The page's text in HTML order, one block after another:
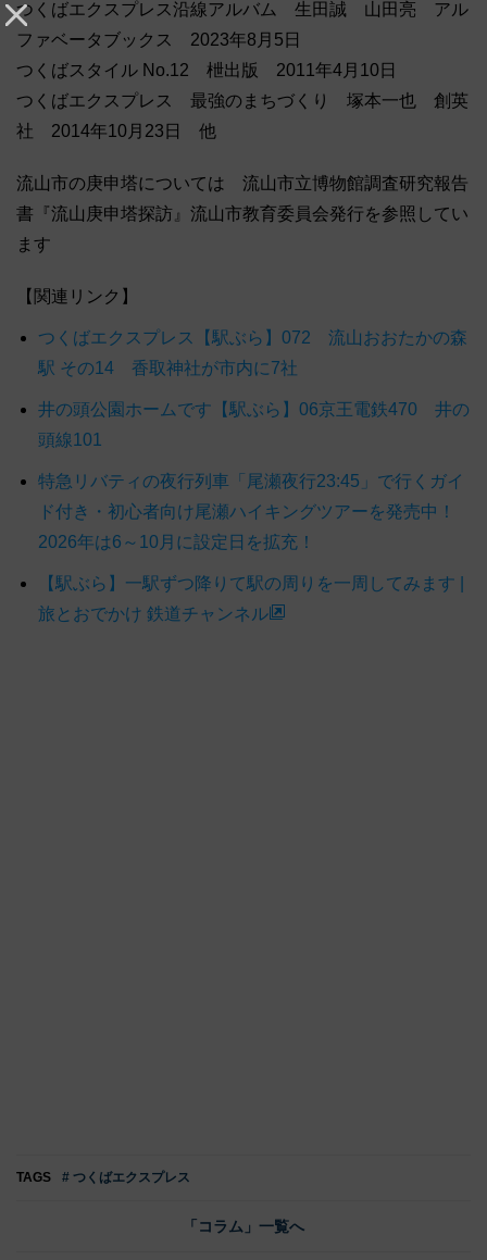
つくばエクスプレス沿線アルバム 生田誠 山田亮 アル
ファベータブックス 2023年8月5日
つくばスタイル No.12 枻出版 2011年4月10日
つくばエクスプレス 最強のまちづくり 塚本一也 創英
社 2014年10月23日 他
流山市の庚申塔については 流山市立博物館調査研究報告
書『流山庚申塔探訪』流山市教育委員会発行を参照してい
ます
【関連リンク】
つくばエクスプレス【駅ぶら】072 流山おおたかの森
駅 その14 香取神社が市内に7社
井の頭公園ホームです【駅ぶら】06京王電鉄470 井の
頭線101
特急リバティの夜行列車「尾瀬夜行23:45」で行くガイ
ド付き・初心者向け尾瀬ハイキングツアーを発売中！
2026年は6～10月に設定日を拡充！
【駅ぶら】一駅ずつ降りて駅の周りを一周してみます |
旅とおでかけ 鉄道チャンネル
TAGS # つくばエクスプレス
「コラム」一覧へ